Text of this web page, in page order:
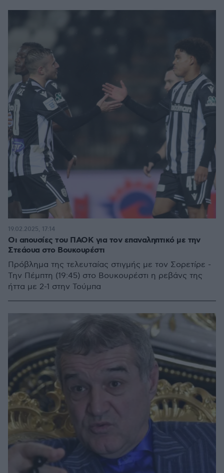
Οι απουσίες του ΠΑΟΚ για τον επαναληπτικό με την
Στεάουα στο Βουκουρέστι
Πρόβλημα της τελευταίας στιγμής με τον Σορετίρε -
Την Πέμπτη (19:45) στο Βουκουρέστι η ρεβάνς της
ήττα με 2-1 στην Τούμπα
19.02.2025, 17:14